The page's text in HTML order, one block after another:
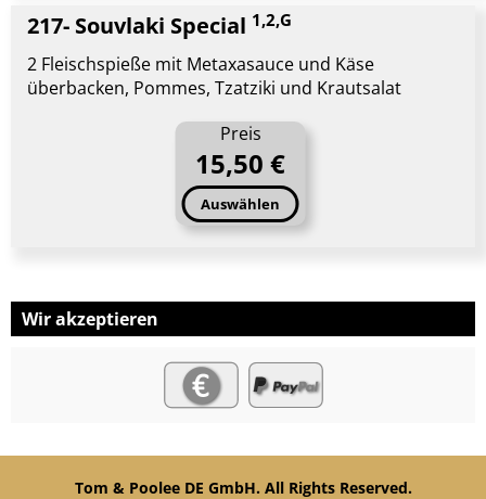
217- Souvlaki Special 1,2,G
2 Fleischspieße mit Metaxasauce und Käse
überbacken, Pommes, Tzatziki und Krautsalat
Preis
15,50 €
Auswählen
Wir akzeptieren
Tom & Poolee DE GmbH. All Rights Reserved.